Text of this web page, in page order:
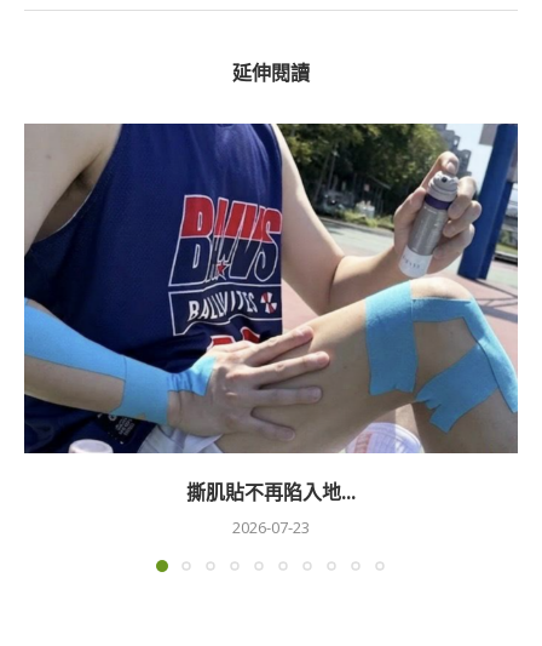
延伸閱讀
撕肌貼不再陷入地...
2026-07-23